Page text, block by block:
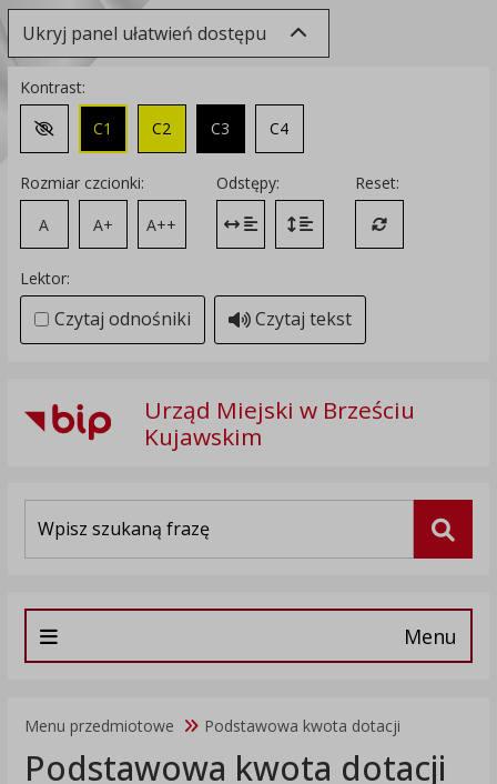
Ukryj panel ułatwień dostępu
Kontrast:
Zmień kontrast na domyślny
C1 C2 C3 C4
Rozmiar czcionki:
A
A+ A++
Odstępy:
Zmień odstęp między literami
Zmień interlinię i margines
Reset:
Przywróć
Lektor:
Czytaj odnośniki Czytaj tekst
Urząd Miejski w Brześciu
Kujawskim
Menu
Menu przedmiotowe Podstawowa kwota dotacji
Podstawowa kwota dotacji